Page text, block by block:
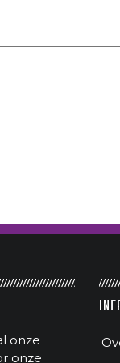
onze
onze